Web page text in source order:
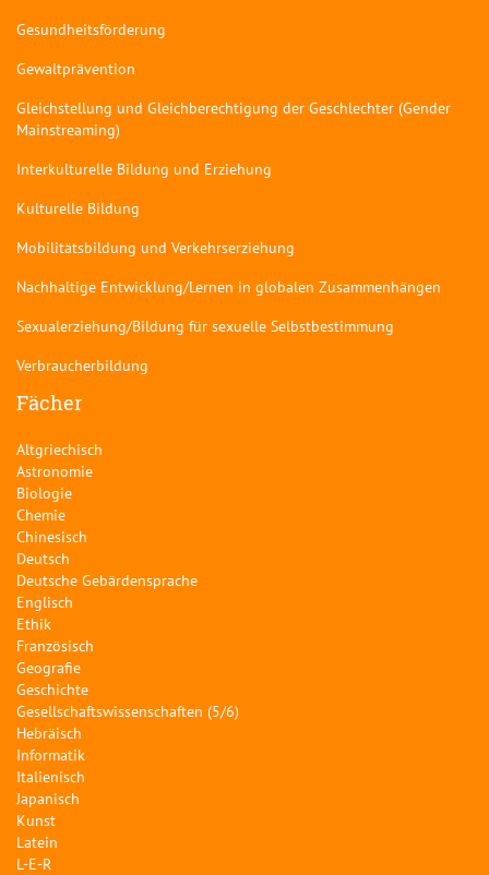
Gesundheitsförderung
Gewaltprävention
Gleichstellung und Gleichberechtigung der Geschlechter (Gender
Mainstreaming)
Interkulturelle Bildung und Erziehung
Kulturelle Bildung
Mobilitätsbildung und Verkehrserziehung
Nachhaltige Entwicklung/Lernen in globalen Zusammenhängen
Sexualerziehung/Bildung für sexuelle Selbstbestimmung
Verbraucherbildung
Fächer
Altgriechisch
Astronomie
Biologie
Chemie
Chinesisch
Deutsch
Deutsche Gebärdensprache
Englisch
Ethik
Französisch
Geografie
Geschichte
Gesellschaftswissenschaften (5/6)
Hebräisch
Informatik
Italienisch
Japanisch
Kunst
Latein
L-E-R